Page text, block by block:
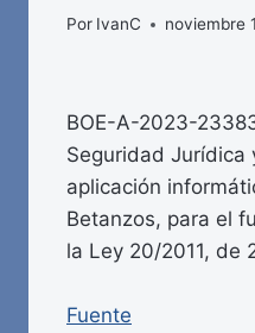
Por IvanC noviembre
BOE-A-2023-
Seguridad Jurídica
aplicación
Betanzos, para el
la Ley 20/2011, de
Fuente